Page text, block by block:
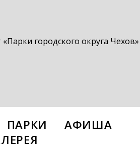
ПАРКИ
АФИША